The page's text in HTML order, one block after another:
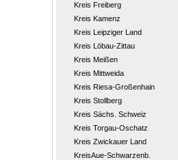
Kreis Freiberg
Kreis Kamenz
Kreis Leipziger Land
Kreis Löbau-Zittau
Kreis Meißen
Kreis Mittweida
Kreis Riesa-Großenhain
Kreis Stollberg
Kreis Sächs. Schweiz
Kreis Torgau-Oschatz
Kreis Zwickauer Land
KreisAue-Schwarzenb.